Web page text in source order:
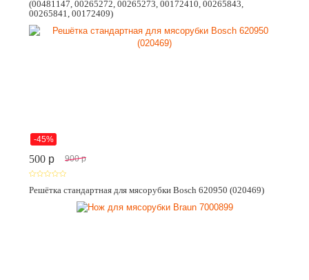
(00481147, 00265272, 00265273, 00172410, 00265843,
00265841, 00172409)
-45%
500 p 900 p
Решётка стандартная для мясорубки Bosch 620950 (020469)